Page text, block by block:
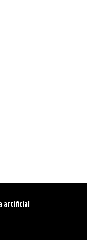
artificial